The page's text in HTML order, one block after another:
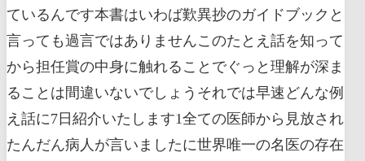
ているんです本書はいわば歎異抄のガイドブックと
言っても過言ではありませんこのたとえ話を知って
から担任賞の中身に触れることでぐっと理解が深ま
ることは間違いないでしょうそれでは早速どんな例
え話に7日紹介いたします1全ての医師から見放され
たんだん病人が言いましたに世界唯一の名医の存在